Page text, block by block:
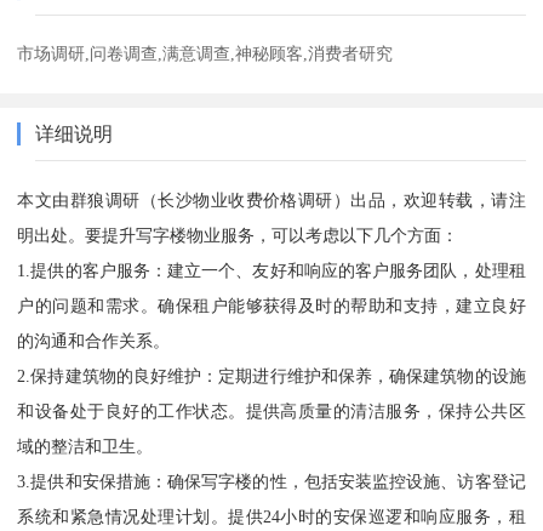
市场调研,问卷调查,满意调查,神秘顾客,消费者研究
详细说明
本文由群狼调研（长沙物业收费价格调研）出品，欢迎转载，请注
明出处。要提升写字楼物业服务，可以考虑以下几个方面：
1.提供的客户服务：建立一个、友好和响应的客户服务团队，处理租
户的问题和需求。确保租户能够获得及时的帮助和支持，建立良好
的沟通和合作关系。
2.保持建筑物的良好维护：定期进行维护和保养，确保建筑物的设施
和设备处于良好的工作状态。提供高质量的清洁服务，保持公共区
域的整洁和卫生。
3.提供和安保措施：确保写字楼的性，包括安装监控设施、访客登记
系统和紧急情况处理计划。提供24小时的安保巡逻和响应服务，租